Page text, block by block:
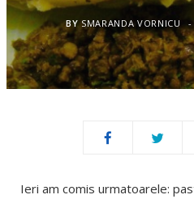
BY SMARANDA VORNICU
Ieri am comis urmatoarele: